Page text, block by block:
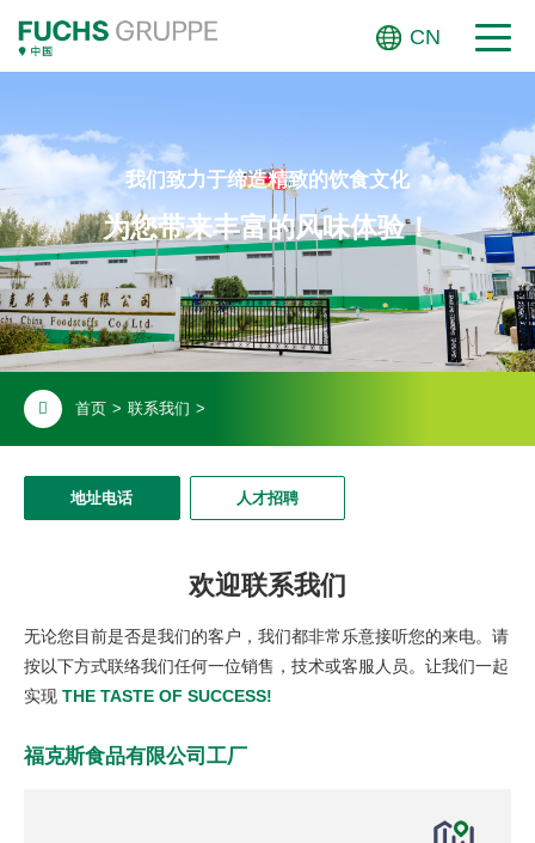
CN
我们致力于缔造精致的饮食文化
为您带来丰富的风味体验！
首页 > 联系我们 >
地址电话 人才招聘
欢迎联系我们
无论您目前是否是我们的客户，我们都非常乐意接听您的来电。请
按以下方式联络我们任何一位销售，技术或客服人员。让我们一起
实现 THE TASTE OF SUCCESS!
福克斯食品有限公司工厂